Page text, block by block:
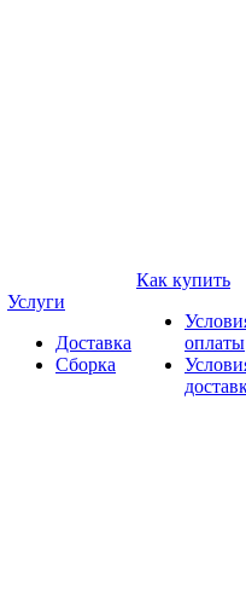
Услуги
Доставка
Сборка
Как купить
оплаты